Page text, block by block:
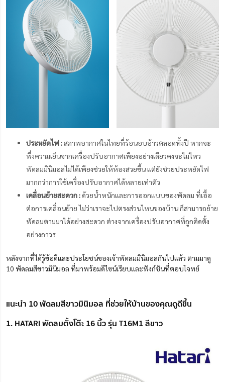
ประหยัดไฟ :สภาพอากาศในไทยที่ร้อนอบอ้าวตลอดทั้งปี หากจะ
พึ่งความเย็นจากเครื่องปรับอากาศเพียงอย่างเดียวคงจะไม่ไหว
พัดลมมินิมอลไม่ได้เพียงช่วยให้ห้องสวยขึ้น แต่ยังช่วยประหยัดไฟ
มากกว่าการใช้เครื่องปรับอากาศได้หลายเท่าตัว
เคลื่อนย้ายสะดวก : ด้วยน้ำหนักและการออกแบบของพัดลม ที่เอื้อ
ต่อการเคลื่อนย้าย ไม่ว่าเราจะไปตรงส่วนไหนของบ้าน ก็สามารถย้าย
พัดลมตามมาได้อย่างสะดวก ต่างจากเครื่องปรับอากาศที่ถูกติดตั้ง
อย่างถาวร
หลังจากที่ได้รู้ข้อดีและประโยชน์ของเจ้าพัดลมมินิมอลกันไปแล้ว ตามมาดู
10 พัดลมสีขาวมินิมอล ที่มาพร้อมดีไซน์เรียบและฟังก์ชันที่ตอบโจทย์
แนะนำ 10 พัดลมสีขาวมินิมอล ที่ช่วยให้บ้านของคุณดูดีขึ้น
1. HATARI พัดลมตั้งโต๊ะ 16 นิ้ว รุ่น T16M1 สีขาว